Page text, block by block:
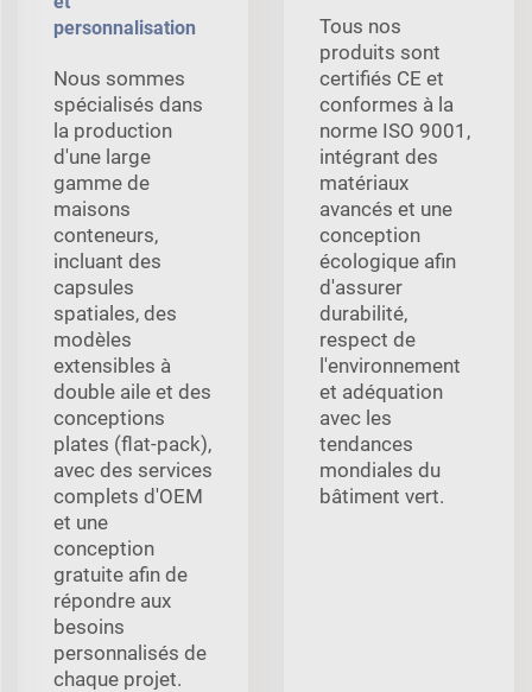
personnalisation
Nous sommes
spécialisés dans
la production
d'une large
gamme de
maisons
conteneurs,
incluant des
capsules
spatiales, des
modèles
extensibles à
double aile et des
conceptions
plates (flat-pack),
avec des services
complets d'OEM
et une
conception
gratuite afin de
répondre aux
besoins
personnalisés de
chaque projet.
Tous nos
produits sont
certifiés CE et
conformes à la
norme ISO 9001,
intégrant des
matériaux
avancés et une
conception
écologique afin
d'assurer
durabilité,
respect de
l'environnement
et adéquation
avec les
tendances
mondiales du
bâtiment vert.